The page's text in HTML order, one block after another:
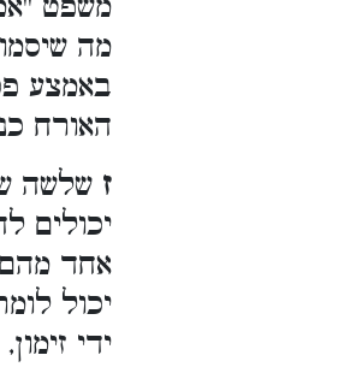
משפט
מה
באמצע
האורח
ז שלשה
יכולים
אחד מהם
יכול
ידי